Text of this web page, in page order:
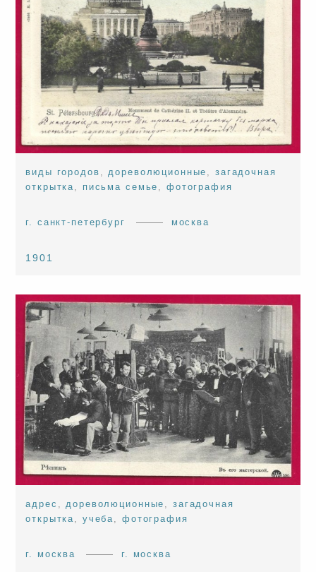
виды городов дореволюционные ,загадочная
открытка
письма семье фотография
г. санкт-петербург москва
1901
адрес дореволюционные
загадочная
открытка
учеба фотография
г. москва г. москва